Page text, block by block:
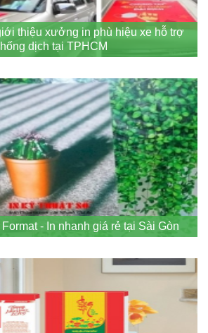
thiệu xưởng in phù hiệu xe hỗ trợ
dịch tại TPHCM
Format - In nhanh giá rẻ tại Sài Gòn